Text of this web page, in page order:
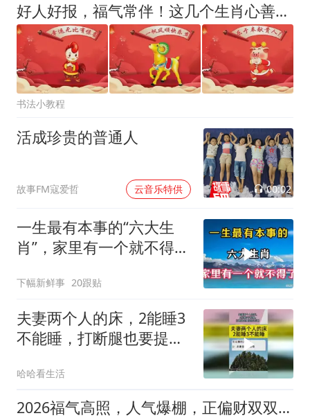
好人好报，福气常伴！这几个生肖心善人好，运气自然旺
书法小教程
活成珍贵的普通人
故事FM寇爱哲 云音乐特供 00:02
一生最有本事的“六大生
肖”，家里有一个就不得
下幅新鲜事 20跟贴
夫妻两个人的床，2能睡3
不能睡，打断腿也要提前
哈哈看生活
2026福气高照，人气爆棚，正偏财双双来袭的3个生肖